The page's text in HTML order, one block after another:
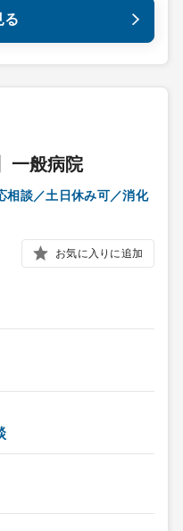
る
一般病院
相談／土日休み可／消化
お気に入りに追加